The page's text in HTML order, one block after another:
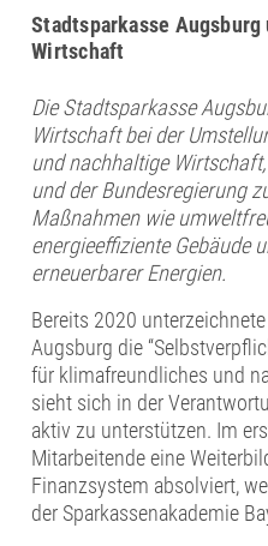
Stadtsparkasse
Wirtschaft
Die Stadtsparkasse
Wirtschaft bei der
und nachhaltige
und der Bundesregierung
Maßnahmen wie
energieeffiziente Gebäude
erneuerbarer Energien.
Bereits 2020
Augsburg die
für klimafreundliches und
sieht sich in der
aktiv zu unterstützen. Im
Mitarbeitende eine
Finanzsystem absolviert,
der Sparkassenakademie